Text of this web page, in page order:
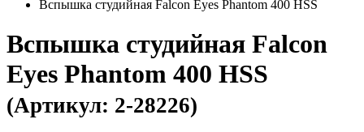
Вспышка студийная Falcon Eyes Phantom 400 HSS
Вспышка студийная Falcon
Eyes Phantom 400 HSS
(Артикул: 2-28226)